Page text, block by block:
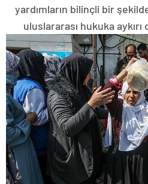
yardımların bilinçli bir
uluslararası hukuka